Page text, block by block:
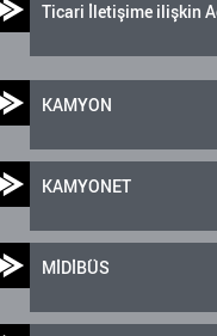
Ticari İletişime ilişkin
KAMYON
KAMYONET
MİDİBÜS